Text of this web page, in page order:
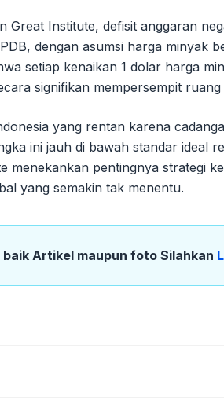
Great Institute, defisit anggaran
dengan asumsi harga minyak
setiap kenaikan 1 dolar harga
signifikan mempersempit
yang rentan karena
ini jauh di bawah standar ideal
menekankan pentingnya strategi
yang semakin tak menentu.
Artikel maupun foto Silahkan